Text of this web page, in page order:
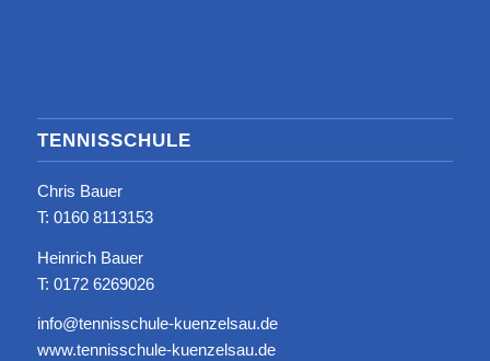
TENNISSCHULE
Chris Bauer
T: ‭0160 8113153‬
Heinrich Bauer
T: 0172 6269026
info@tennisschule-kuenzelsau.de
www.tennisschule-kuenzelsau.de